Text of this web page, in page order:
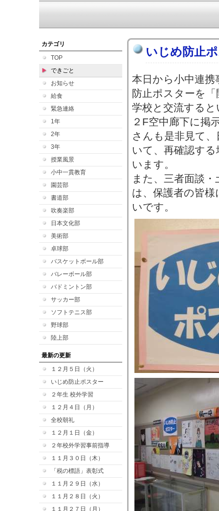
カテゴリ
TOP
できごと
お知らせ
給食
緊急連絡
1年
2年
3年
授業風景
小中一貫教育
園芸部
書道部
吹奏楽部
日本文化部
美術部
卓球部
バスケットボール部
バレーボール部
バドミントン部
サッカー部
ソフトテニス部
野球部
陸上部
最新の更新
１２月５日（火）
いじめ防止ポスター
２年生 校外学習
１２月４日（月）
全校朝礼
１２月１日（金）
２年校外学習事前指導
１１月３０日（木）
「税の標語」表彰式
１１月２９日（水）
１１月２８日（火）
１１月２７日（月）
いじめ防止
本日から小中連
防止ポスターを
学校と交流する
２F空中廊下に掲
さんも是非見て
いて、再確認す
います。
また、三者面談
は、保護者の皆
いです。